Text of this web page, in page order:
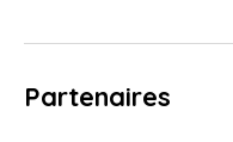
Partenaires